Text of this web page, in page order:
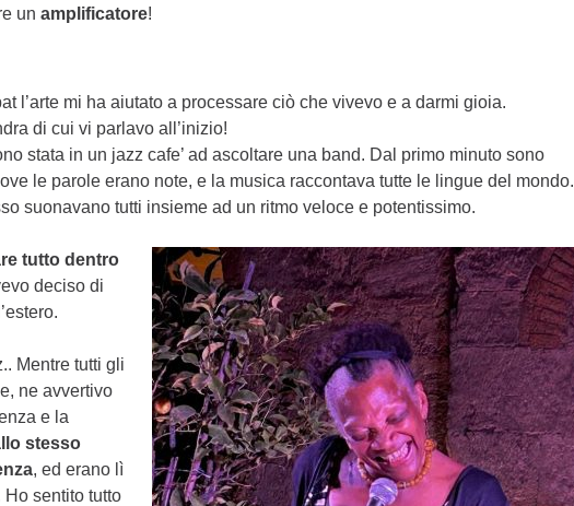
unamplificatore!
l’arte mi ha aiutato a processare ciò che vivevo e a darmi gioia.
di cui vi parlavo all’inizio!
stata in un jazz cafe’ ad ascoltare una band. Dal primo minuto sono
le parole erano note, e la musica raccontava tutte le lingue del mondo.
suonavano tutti insieme ad un ritmo veloce e potentissimo.
tutto dentro
deciso di
Mentre tutti gli
ne avvertivo
e la
stesso
, ed erano lì
sentito tutto